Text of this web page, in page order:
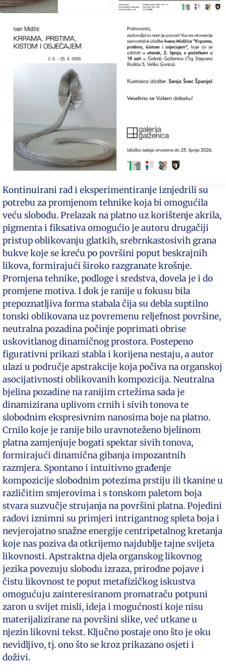
Kontinuirani rad i eksperimentiranje iznjedrili su
potrebu za promjenom tehnike koja bi omogućila
veću slobodu. Prelazak na platno uz korištenje akrila,
pigmenta i fiksativa omogućio je autoru drugačiji
pristup oblikovanju glatkih, srebrnkastosivih grana
bukve koje se kreću po površini poput beskrajnih
likova, formirajući široko razgranate krošnje.
Promjena tehnike, podloge i sredstva, dovela je i do
promjene motiva. I dok je ranije u fokusu bila
prepoznatljiva forma stabala čija su debla suptilno
tonski oblikovana uz povremenu reljefnost površine,
neutralna pozadina počinje poprimati obrise
uskovitlanog dinamičnog prostora. Postepeno
figurativni prikazi stabla i korijena nestaju, a autor
ulazi u područje apstrakcije koja počiva na organskoj
asocijativnosti oblikovanih kompozicija. Neutralna
bjelina pozadine na ranijim crtežima sada je
dinamizirana uplivom crnih i sivih tonova te
slobodnim ekspresivnim nanosima boje na platno.
Crnilo koje je ranije bilo uravnoteženo bjelinom
platna zamjenjuje bogati spektar sivih tonova,
formirajući dinamična gibanja impozantnih
razmjera. Spontano i intuitivno građenje
kompozicije slobodnim potezima prstiju ili tkanine u
različitim smjerovima i s tonskom paletom boja
stvara suzvučje strujanja na površini platna. Pojedini
radovi iznimni su primjeri intrigantnog spleta boja i
nevjerojatno snažne energije centripetalnog kretanja
koje nas poziva da otkrijemo najdublje tajne svijeta
likovnosti. Apstraktna djela organskog likovnog
jezika povezuju slobodu izraza, prirodne pojave i
čistu likovnost te poput metafizičkog iskustva
omogućuju zainteresiranom promatraču potpuni
zaron u svijet misli, ideja i mogućnosti koje nisu
materijalizirane na površini slike, već utkane u
njezin likovni tekst. Ključno postaje ono što je oku
nevidljivo, tj. ono što se kroz prikazano osjeti i
doživi.